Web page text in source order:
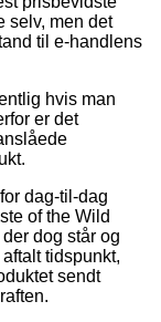
selv, men det
til e-handlens
hvis man
er det
dag-til-dag
of the Wild
dog står og
tidspunkt,
sendt